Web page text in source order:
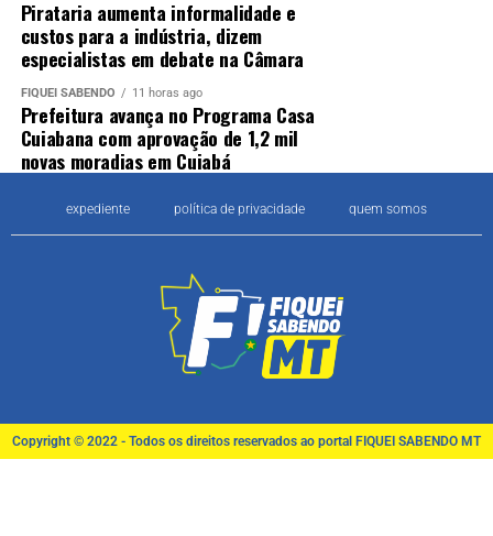
Pirataria aumenta informalidade e
custos para a indústria, dizem
especialistas em debate na Câmara
FIQUEI SABENDO 11 horas ago
Prefeitura avança no Programa Casa
Cuiabana com aprovação de 1,2 mil
novas moradias em Cuiabá
expediente política de privacidade quem somos
Copyright © 2022 - Todos os direitos reservados ao portal FIQUEI SABENDO MT